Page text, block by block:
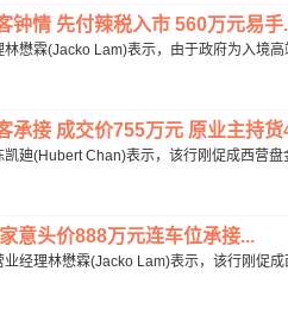
钟情 先付辣税入市 560万元易手
懋霖(Jacko Lam)表示，由于政府为入境
承接 成交价755万元 原业主持货
廸(Hubert Chan)表示，该行刚促成西营
意头价888万元连车位承接...
经理林懋霖(Jacko Lam)表示，该行刚促